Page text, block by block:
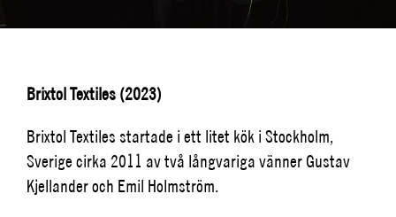
Brixtol Textiles (2023)
Brixtol Textiles startade i ett litet kök i Stockholm,
Sverige cirka 2011 av två långvariga vänner Gustav
Kjellander och Emil Holmström.